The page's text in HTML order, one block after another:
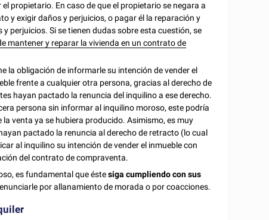
propietario. En caso de que el propietario se negara a
y exigir daños y perjuicios, o pagar él la reparación y
perjuicios. Si se tienen dudas sobre esta cuestión, se
mantener y reparar la vivienda en un contrato de
la obligación de informarle su intención de vender el
frente a cualquier otra persona, gracias al derecho de
hayan pactado la renuncia del inquilino a ese derecho.
persona sin informar al inquilino moroso, este podría
venta ya se hubiera producido. Asimismo, es muy
pactado la renuncia al derecho de retracto (lo cual
al inquilino su intención de vender el inmueble con
del contrato de compraventa.
es fundamental que éstesiga cumpliendo con sus
por allanamiento de morada o por coacciones.